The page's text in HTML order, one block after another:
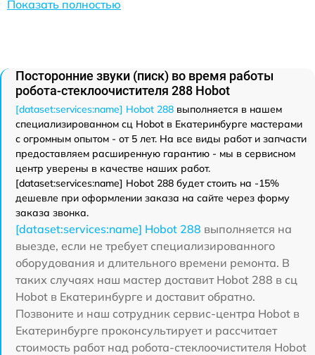
Показать полностью
Посторонние звуки (писк) во время работы
робота-стеклоочистителя 288 Hobot
[dataset:services:name] Hobot 288 выполняется в нашем
специализированном сц Hobot в Екатеринбурге мастерами
с огромным опытом - от 5 лет. На все виды работ и запчасти
предоставляем расширенную гарантию - мы в сервисном
центр уверены в качестве наших работ.
[dataset:services:name] Hobot 288 будет стоить на -15%
дешевле при оформлении заказа на сайте через форму
заказа звонка.
[dataset:services:name] Hobot 288 выполняется на
выезде, если не требует специализированного
оборудования и длительного времени ремонта. В
таких случаях наш мастер доставит Hobot 288 в сц
Hobot в Екатеринбурге и доставит обратно.
Позвоните и наш сотрудник сервис-центра Hobot в
Екатеринбурге проконсультирует и рассчитает
стоимость работ над робота-стеклоочистителя Hobot